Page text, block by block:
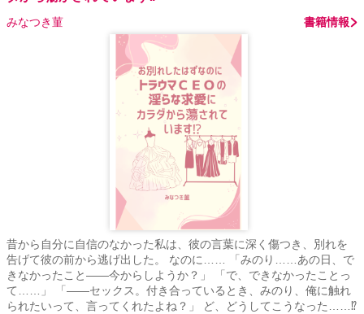
みなつき菫 書籍情報
昔から自分に自信のなかった私は、彼の言葉に深く傷つき、別れを
告げて彼の前から逃げ出した。 なのに…… 「みのり……あの日、で
きなかったこと――今からしようか？」 「で、できなかったことっ
て……」 「――セックス。付き合っているとき、みのり、俺に触れ
られたいって、言ってくれたよね？」 ど、どうしてこうなった……⁉︎